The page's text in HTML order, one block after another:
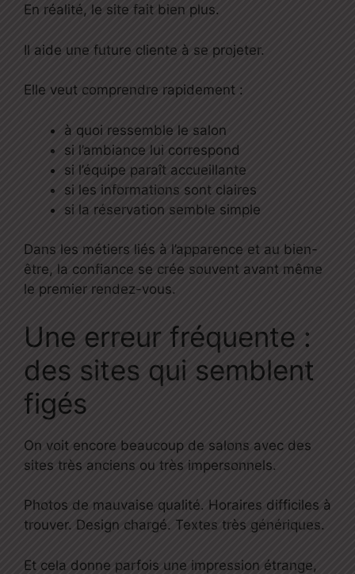
En réalité, le site fait bien plus.
Il aide une future cliente à se projeter.
Elle veut comprendre rapidement :
à quoi ressemble le salon
si l’ambiance lui correspond
si l’équipe paraît accueillante
si les informations sont claires
si la réservation semble simple
Dans les métiers liés à l’apparence et au bien-
être, la confiance se crée souvent avant même
le premier rendez-vous.
Une erreur fréquente :
des sites qui semblent
figés
On voit encore beaucoup de salons avec des
sites très anciens ou très impersonnels.
Photos de mauvaise qualité. Horaires difficiles à
trouver. Design chargé. Textes très génériques.
Et cela donne parfois une impression étrange,